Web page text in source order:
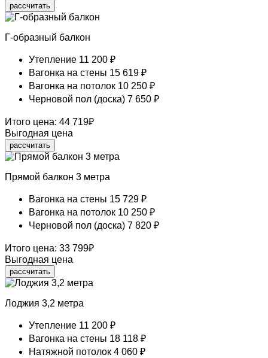
рассчитать
Г-образный балкон
Утепление 11 200 ₽
Вагонка на стены 15 619 ₽
Вагонка на потолок 10 250 ₽
Черновой пол (доска) 7 650 ₽
Итого цена: 44 719₽
Выгодная цена
рассчитать
Прямой балкон 3 метра
Вагонка на стены 15 729 ₽
Вагонка на потолок 10 250 ₽
Черновой пол (доска) 7 820 ₽
Итого цена: 33 799₽
Выгодная цена
рассчитать
Лоджия 3,2 метра
Утепление 11 200 ₽
Вагонка на стены 18 118 ₽
Натяжной потолок 4 060 ₽